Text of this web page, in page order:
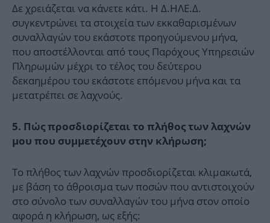
Δε χρειάζεται να κάνετε κάτι. Η Δ.ΗΛΕ.Δ.
συγκεντρώνει τα στοιχεία των εκκαθαρισμένων
συναλλαγών του εκάστοτε προηγούμενου μήνα,
που αποστέλλονται από τους Παρόχους Υπηρεσιών
Πληρωμών μέχρι το τέλος του δεύτερου
δεκαημέρου του εκάστοτε επόμενου μήνα και τα
μετατρέπει σε λαχνούς.
5. Πώς προσδιορίζεται το πλήθος των λαχνών
μου που συμμετέχουν στην κλήρωση;
Το πλήθος των λαχνών προσδιορίζεται κλιμακωτά,
με βάση το άθροισμα των ποσών που αντιστοιχούν
στο σύνολο των συναλλαγών του μήνα στον οποίο
αφορά η κλήρωση, ως εξής: